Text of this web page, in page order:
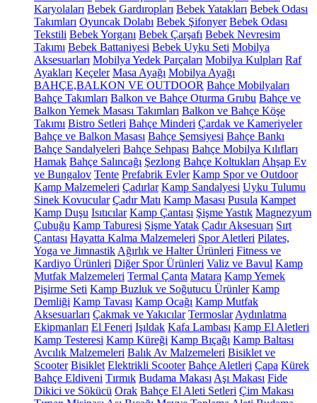
Karyolaları Bebek Gardıropları Bebek Yatakları Bebek Odası
Takımları Oyuncak Dolabı Bebek Şifonyer Bebek Odası
Tekstili Bebek Yorganı Bebek Çarşafı Bebek Nevresim
Takımı Bebek Battaniyesi Bebek Uyku Seti Mobilya
Aksesuarları Mobilya Yedek Parçaları Mobilya Kulpları Raf
Ayakları Keçeler Masa Ayağı Mobilya Ayağı
BAHÇE,BALKON VE OUTDOOR Bahçe Mobilyaları
Bahçe Takımları Balkon ve Bahçe Oturma Grubu Bahçe ve
Balkon Yemek Masası Takımları Balkon ve Bahçe Köşe
Takımı Bistro Setleri Bahçe Minderi Çardak ve Kameriyeler
Bahçe ve Balkon Masası Bahçe Şemsiyesi Bahçe Bankı
Bahçe Sandalyeleri Bahçe Sehpası Bahçe Mobilya Kılıfları
Hamak Bahçe Salıncağı Şezlong Bahçe Koltukları Ahşap Ev
ve Bungalov Tente Prefabrik Evler Kamp Spor ve Outdoor
Kamp Malzemeleri Çadırlar Kamp Sandalyesi Uyku Tulumu
Sinek Kovucular Çadır Matı Kamp Masası Pusula Kampet
Kamp Duşu Isıtıcılar Kamp Çantası Şişme Yastık Magnezyum
Çubuğu Kamp Taburesi Şişme Yatak Çadır Aksesuarı Sırt
Çantası Hayatta Kalma Malzemeleri Spor Aletleri Pilates,
Yoga ve Jimnastik Ağırlık ve Halter Ürünleri Fitness ve
Kardiyo Ürünleri Diğer Spor Ürünleri Valiz ve Bavul Kamp
Mutfak Malzemeleri Termal Çanta Matara Kamp Yemek
Pişirme Seti Kamp Buzluk ve Soğutucu Ürünler Kamp
Demliği Kamp Tavası Kamp Ocağı Kamp Mutfak
Aksesuarları Çakmak ve Yakıcılar Termoslar Aydınlatma
Ekipmanları El Feneri Işıldak Kafa Lambası Kamp El Aletleri
Kamp Testeresi Kamp Küreği Kamp Bıçağı Kamp Baltası
Avcılık Malzemeleri Balık Av Malzemeleri Bisiklet ve
Scooter Bisiklet Elektrikli Scooter Bahçe Aletleri Çapa Kürek
Bahçe Eldiveni Tırmık Budama Makası Aşı Makası Fide
Dikici ve Sökücü Orak Bahçe El Aleti Setleri Çim Makası